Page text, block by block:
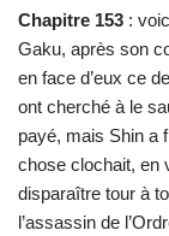
Chapitre 153 :
Gaku, après son
en face d’eux ce
ont cherché à le
payé, mais Shin a
chose clochait, en
disparaître tour à
l’assassin de